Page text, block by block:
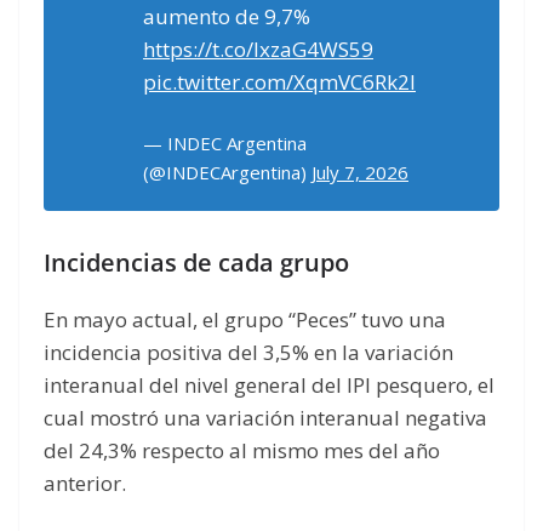
aumento de 9,7%
https://t.co/IxzaG4WS59
pic.twitter.com/XqmVC6Rk2l
— INDEC Argentina
(@INDECArgentina) July 7, 2026
Incidencias de cada grupo
En mayo actual, el grupo “Peces” tuvo una
incidencia positiva del 3,5% en la variación
interanual del nivel general del IPI pesquero, el
cual mostró una variación interanual negativa
del 24,3% respecto al mismo mes del año
anterior.